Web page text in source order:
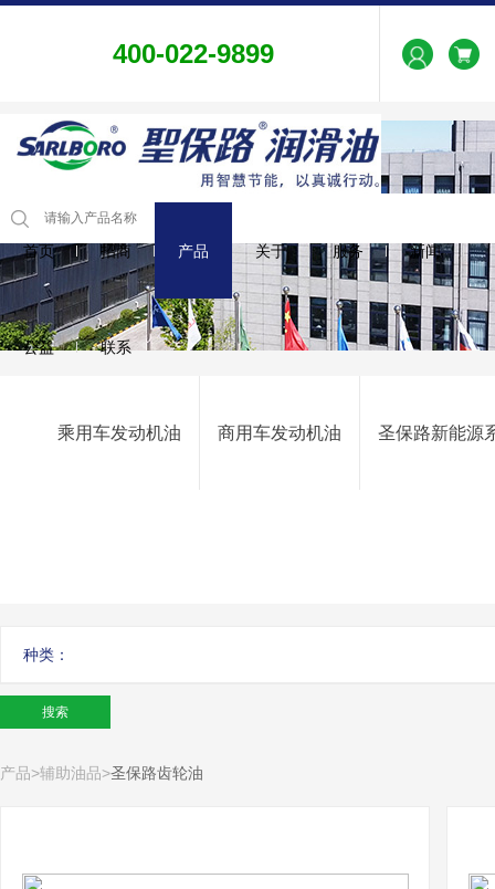
400-022-9899
首页 招商 产品 关于 服务 新闻
公益 联系
乘用车发动机油 商用车发动机油 圣保路新能源
种类：
产品>辅助油品>圣保路齿轮油